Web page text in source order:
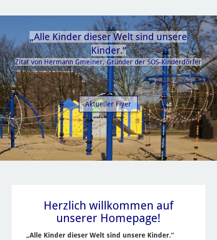
„Alle Kinder dieser Welt sind unsere
Kinder.“
Zitat von Hermann Gmeiner, Gründer der SOS-Kinderdörfer
Aktueller Flyer
Herzlich willkommen auf
unserer Homepage!
„Alle Kinder dieser Welt sind unsere Kinder.“